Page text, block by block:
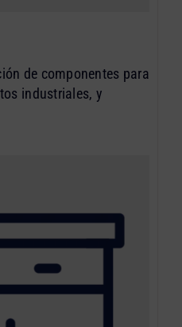
de componentes para
industriales, y